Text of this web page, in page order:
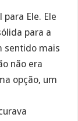
Ele. Ele
para a
sentido mais
não era
opção, um